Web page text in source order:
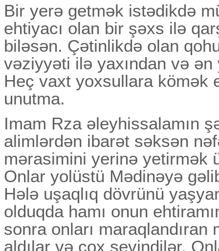
Bir yerə getmək istədikdə
ehtiyacı olan bir şəxs ilə
biləsən. Çətinlikdə olan
vəziyyəti ilə yaxından və
Heç vaxt yoxsullara kömək
unutma.
Imam Rza əleyhissalamın
alimlərdən ibarət səksən
mərasimini yerinə yetirmək
Onlar yolüstü Mədinəyə
Hələ uşaqlıq dövrünü
olduqda hamı onun
sonra onları
aldılar və çox sevindilər.